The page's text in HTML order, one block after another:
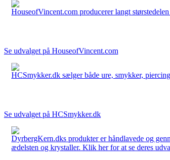
HouseofVincent.com producerer langt
Se udvalget på HouseofVincent.com
HCSmykker.dk sælger både ure, smykker,
Se udvalget på HCSmykker.dk
DyrbergKern.dks produkter er håndlavede og
ædelsten og krystaller. Klik her for at se deres